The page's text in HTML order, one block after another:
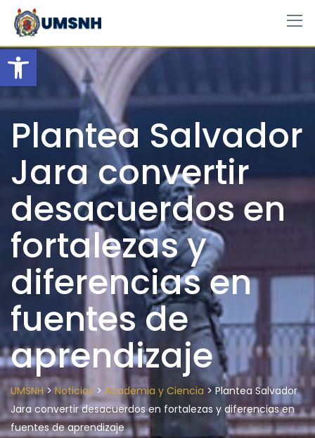
Open toolbar
Skip
content
Plantea Salvador
Jara convertir
desacuerdos en
fortalezas y
diferencias en
fuentes de
aprendizaje
UMSNH> Noticias > Academia y Ciencia >Plantea Salvador
Jara convertir desacuerdos en fortalezas y diferencias en
fuentes de aprendizaje